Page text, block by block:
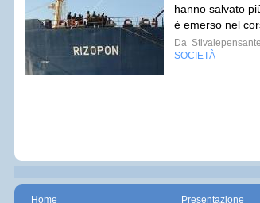
hanno salvato
è emerso nel
Da Stivalepensante
SOCIETÀ
Home Presentazione